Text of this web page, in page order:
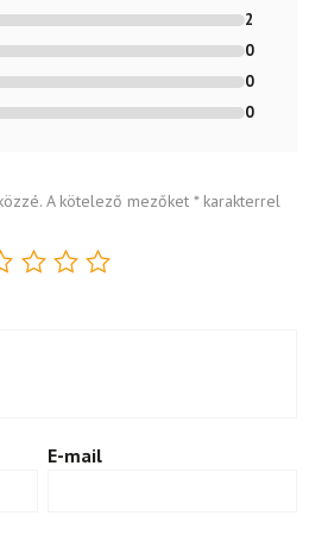
2
0
0
0
A kötelező mezőket *karakterrel
E-mail